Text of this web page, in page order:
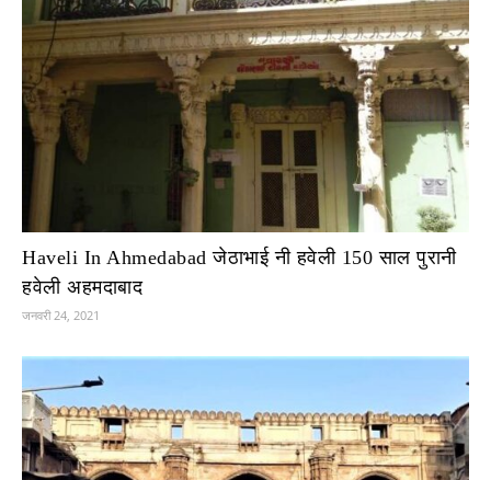
Haveli In Ahmedabad जेठाभाई नी हवेली 150 साल पुरानी
हवेली अहमदाबाद
जनवरी 24, 2021